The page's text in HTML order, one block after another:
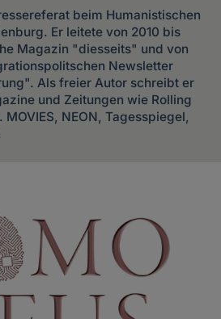
beim Humanistischen
Er leitete von 2010 bis
Magazin "diesseits" und von
Newsletter
Als freier Autor schreibt er
und Zeitungen wie Rolling
NEON, Tagesspiegel,